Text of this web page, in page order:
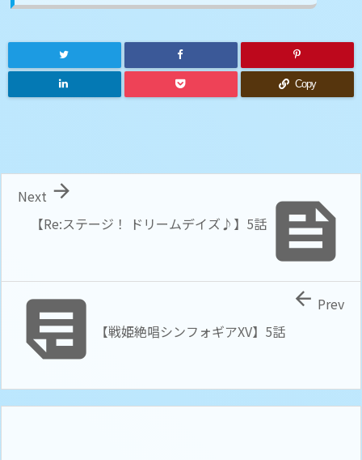
Copy

【Re:ステージ！ ドリームデイズ♪】5話

Next
 【戦姫絶唱シンフォギアXV】5話
 Prev